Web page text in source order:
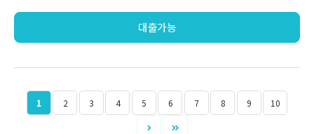
저 가진 사람이 결국 끝까지 간다는 단순하지만 강력한
사실을 독자에게 보여준다.이 책은 거...
대출가능
1 2 3 4 5 6 7 8 9 10